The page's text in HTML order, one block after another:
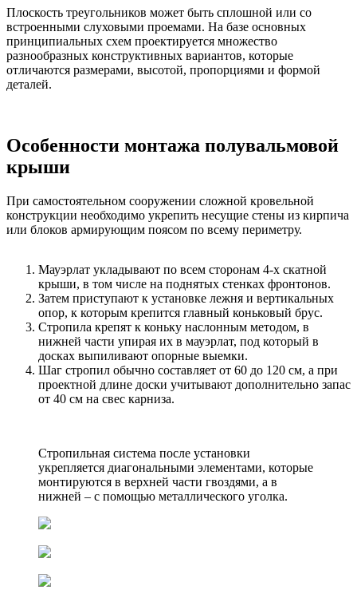
Плоскость треугольников может быть сплошной или со
встроенными слуховыми проемами. На базе основных
принципиальных схем проектируется множество
разнообразных конструктивных вариантов, которые
отличаются размерами, высотой, пропорциями и формой
деталей.
Особенности монтажа полувальмовой
крыши
При самостоятельном сооружении сложной кровельной
конструкции необходимо укрепить несущие стены из кирпича
или блоков армирующим поясом по всему периметру.
Мауэрлат укладывают по всем сторонам 4-х скатной
крыши, в том числе на поднятых стенках фронтонов.
Затем приступают к установке лежня и вертикальных
опор, к которым крепится главный коньковый брус.
Стропила крепят к коньку наслонным методом, в
нижней части упирая их в мауэрлат, под который в
досках выпиливают опорные выемки.
Шаг стропил обычно составляет от 60 до 120 см, а при
проектной длине доски учитывают дополнительно запас
от 40 см на свес карниза.
Стропильная система после установки
укрепляется диагональными элементами, которые
монтируются в верхней части гвоздями, а в
нижней – с помощью металлического уголка.